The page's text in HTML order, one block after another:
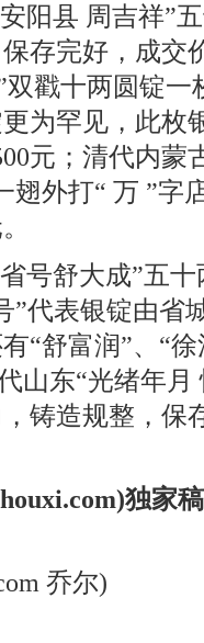
阳县 周吉祥”
存完好，成交
戳十两圆锭
为罕见，此枚
元；清代内蒙
翅外打“ 万 ”字
号舒大成”五
”代表银锭由省
“舒富润”、“
山东“光绪年
铸造规整，保
独家
乔尔)